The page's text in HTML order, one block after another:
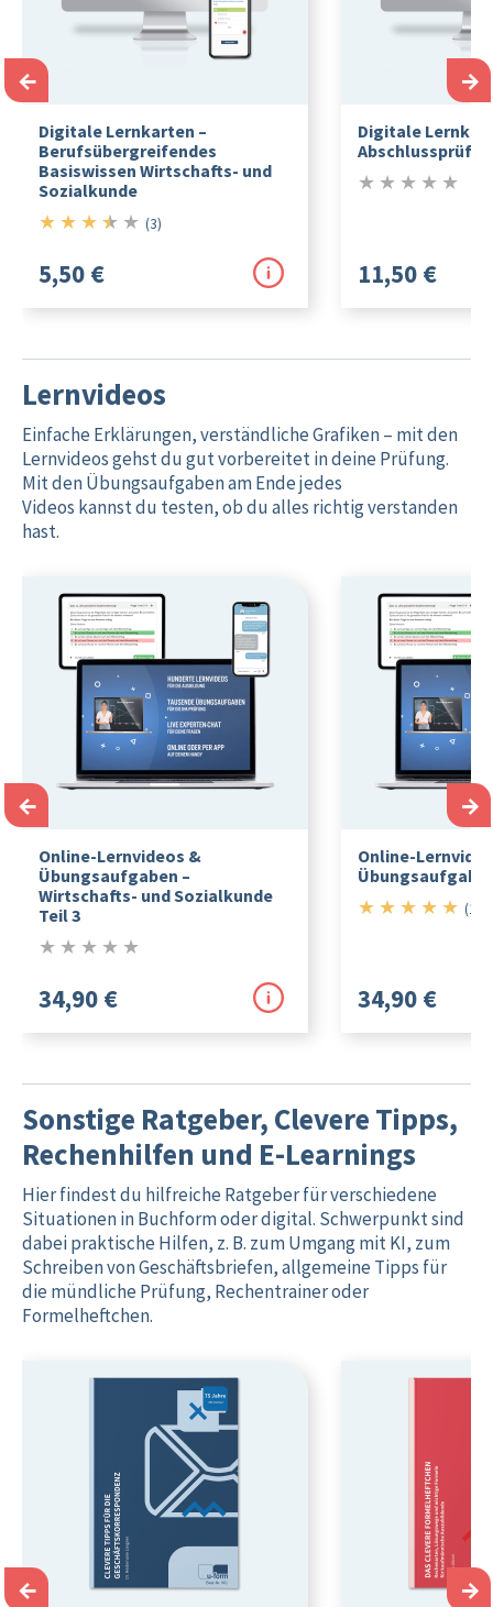
Digitale Lernkarten –
Berufsübergreifendes
Basiswissen Wirtschafts- und
Sozialkunde
★ ★ ★ ★ ★ 3.5/5
(3)
5,50 €
Digitale
★ ★ ★ ★ ★
11,50 €
← →
Lernvideos
Einfache Erklärungen, verständliche Grafiken – mit den
Lernvideos gehst du gut vorbereitet in deine Prüfung.
Mit den Übungsaufgaben am Ende jedes
Videos kannst du testen, ob du alles richtig verstanden
hast.
Online-Lernvideos &
Übungsaufgaben –
Wirtschafts- und Sozialkunde
Teil 3
★ ★ ★ ★ ★
34,90 €
Online-
★ ★ ★ ★ ★ 5/5
(1)
34,90 €
← →
Sonstige Ratgeber, Clevere Tipps,
Rechenhilfen und E-Learnings
Hier findest du hilfreiche Ratgeber für verschiedene
Situationen in Buchform oder digital. Schwerpunkt sind
dabei praktische Hilfen, z. B. zum Umgang mit KI, zum
Schreiben von Geschäftsbriefen, allgemeine Tipps für
die mündliche Prüfung, Rechentrainer oder
Formelheftchen.
← →